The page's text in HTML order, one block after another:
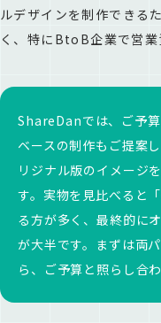
ルデザインを制作できる
く、特にBtoB企業で営業
ShareDanでは、ご予
ベースの制作もご提案
リジナル版のイメージ
す。実物を見比べると
る方が多く、最終的に
が大半です。まずは両
ら、ご予算と照らし合